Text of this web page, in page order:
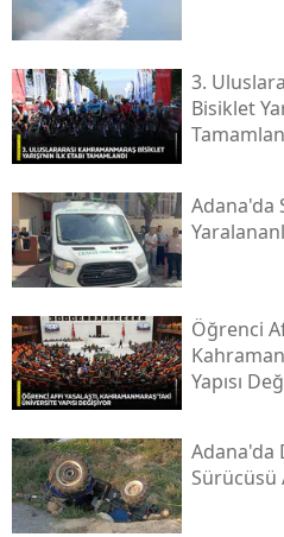
3.
Bisiklet
Adana'da
Öğrenci
Yapısı
Adana'da
Sürücüsü